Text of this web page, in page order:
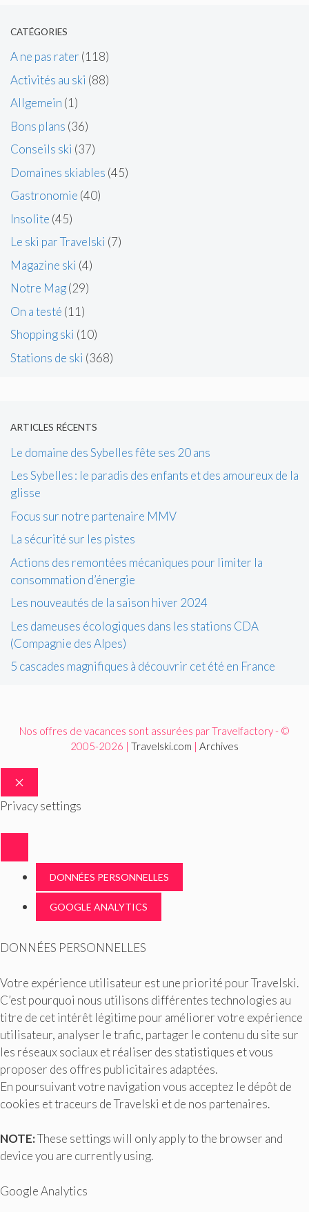
CATÉGORIES
A ne pas rater (118)
Activités au ski (88)
Allgemein (1)
Bons plans (36)
Conseils ski (37)
Domaines skiables (45)
Gastronomie (40)
Insolite (45)
Le ski par Travelski (7)
Magazine ski (4)
Notre Mag(29)
On a testé (11)
Shopping ski (10)
Stations de ski (368)
ARTICLES RÉCENTS
Le domaine des Sybelles fête ses 20 ans
Les Sybelles : le paradis des enfants et des amoureux de la
glisse
Focus sur notre partenaire MMV
La sécurité sur les pistes
Actions des remontées mécaniques pour limiter la
consommation d’énergie
Les nouveautés de la saison hiver 2024
Les dameuses écologiques dans les stations CDA
(Compagnie des Alpes)
5 cascades magnifiques à découvrir cet été en France
Nos offres de vacances sont assurées par Travelfactory - ©
2005-2026 | Travelski.com Archives
FERMER
Privacy settings
DONNÉES PERSONNELLES
GOOGLE ANALYTICS
DONNÉES PERSONNELLES
Votre expérience utilisateur est une priorité pour Travelski.
C’est pourquoi nous utilisons différentes technologies au
titre de cet intérêt légitime pour améliorer votre expérience
utilisateur, analyser le trafic, partager le contenu du site sur
les réseaux sociaux et réaliser des statistiques et vous
proposer des offres publicitaires adaptées.
En poursuivant votre navigation vous acceptez le dépôt de
cookies et traceurs de Travelski et de nos partenaires.
NOTE:These settings will only apply to the browser and
device you are currently using.
Google Analytics